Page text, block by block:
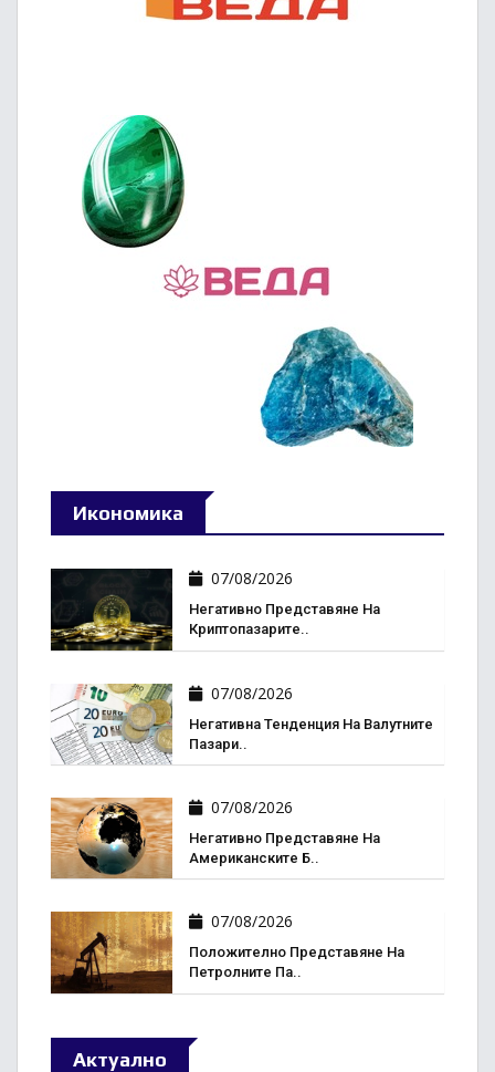
Икономика
07/08/2026
Негативно Представяне На
Криптопазарите..
07/08/2026
Негативна Тенденция На Валутните
Пазари..
07/08/2026
Негативно Представяне На
Американските Б..
07/08/2026
Положително Представяне На
Петролните Па..
Актуално